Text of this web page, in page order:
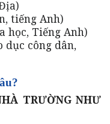
tiếng Anh)
học, Tiếng Anh)
dục công dân,
TRƯỜNG NHƯ